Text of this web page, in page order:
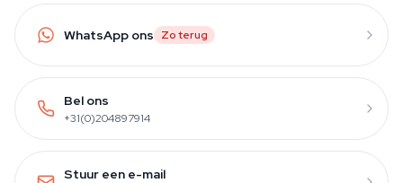
WhatsApp ons Zo terug
Bel ons
+31(0)204897914
Stuur een e-mail